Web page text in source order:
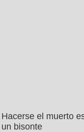
Hacerse el muerto
un bisonte